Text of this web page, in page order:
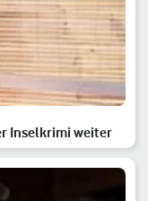
Inselkrimi weiter